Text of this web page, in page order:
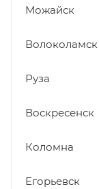
Можайск
Волоколамск
Руза
Воскресенск
Коломна
Егорьевск